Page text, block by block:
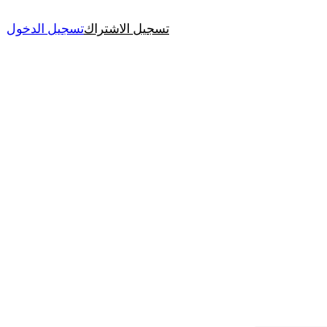
تسجيل الاشتراكتسجيل الدخول